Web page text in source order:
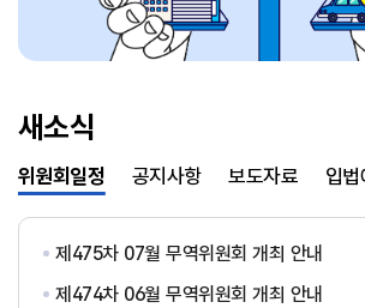
새소식
위원회일정
제475차 07월 무역위원회 개최 안내
제474차 06월 무역위원회 개최 안내
공지사항 보도자료 입